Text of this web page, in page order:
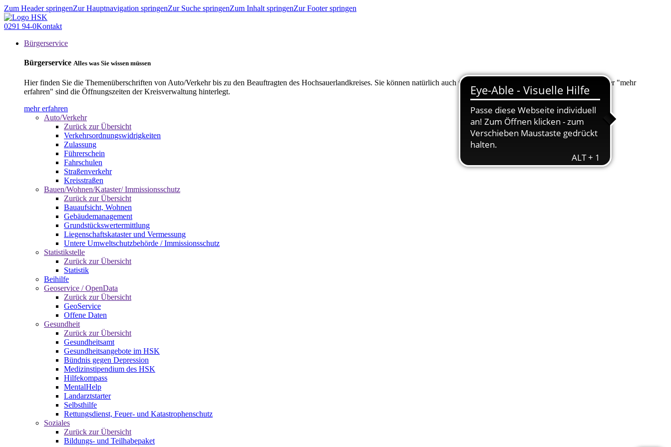
Zum Header springenZur Hauptnavigation springenZur Suche springenZum Inhalt springenZur Footer springen
0291 94-0Kontakt
Bürgerservice
Bürgerservice Alles was Sie wissen müssen
Hier finden Sie die Themenüberschriften von Auto/Verkehr bis zu den Beauftragten des Hochsauerlandkreises. Sie können natürlich auch über "Suche" nach Ihrem Anliegen suchen. Unter "mehr
erfahren" sind die Öffnungszeiten der Kreisverwaltung hinterlegt.
mehr erfahren
Auto/Verkehr
Zurück zur Übersicht
Verkehrsordnungswidrigkeiten
Zulassung
Führerschein
Fahrschulen
Straßenverkehr
Kreisstraßen
Bauen/Wohnen/Kataster/ Immissionsschutz
Zurück zur Übersicht
Bauaufsicht, Wohnen
Gebäudemanagement
Grundstückswertermittlung
Liegenschaftskataster und Vermessung
Untere Umweltschutzbehörde / Immissionsschutz
Statistikstelle
Zurück zur Übersicht
Statistik
Beihilfe
Geoservice / OpenData
Zurück zur Übersicht
GeoService
Offene Daten
Gesundheit
Zurück zur Übersicht
Gesundheitsamt
Gesundheitsangebote im HSK
Bündnis gegen Depression
Medizinstipendium des HSK
Hilfekompass
MentalHelp
Landarztstarter
Selbsthilfe
Rettungsdienst, Feuer- und Katastrophenschutz
Soziales
Zurück zur Übersicht
Bildungs- und Teilhabepaket